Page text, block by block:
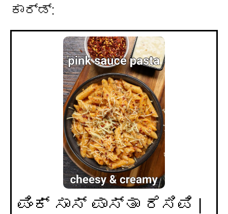
ಕಾರ್ಡ್:
ಪಿಂಕ್ ಸಾಸ್ ಪಾಸ್ತಾ ರೆಸಿಪಿ |